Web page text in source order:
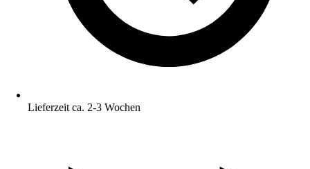
Lieferzeit ca. 2-3 Wochen